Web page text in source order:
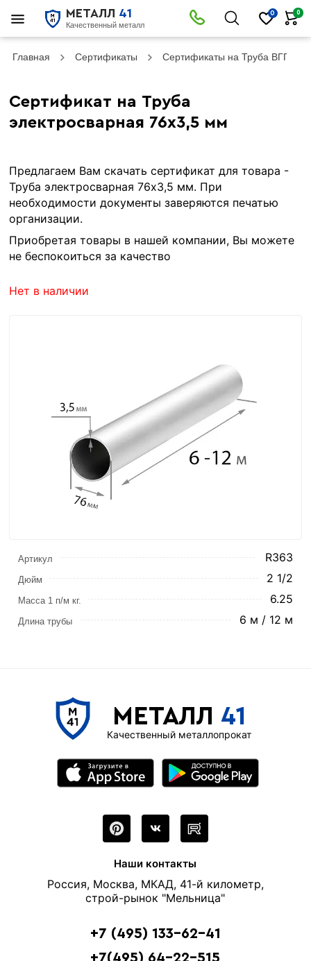
МЕТАЛЛ 41
Качественный металл
0 0
Главная Сертификаты Сертификаты на Труба ВГП
Сертификат на Труба
электросварная 76х3,5 мм
Предлагаем Вам скачать сертификат для товара -
Труба электросварная 76х3,5 мм. При
необходимости документы заверяются печатью
организации.
Приобретая товары в нашей компании, Вы можете
не беспокоиться за качество
Нет в наличии
Артикул R363
Дюйм 2 1/2
Масса 1 п/м кг. 6.25
Длина трубы 6 м / 12 м
МЕТАЛЛ 41
Качественный металлопрокат
Наши контакты
Россия, Москва, МКАД, 41-й километр,
строй-рынок "Мельница"
+7 (495) 133-62-41